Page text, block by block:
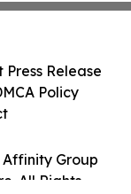
Group
All Rights
Press Release
Policy